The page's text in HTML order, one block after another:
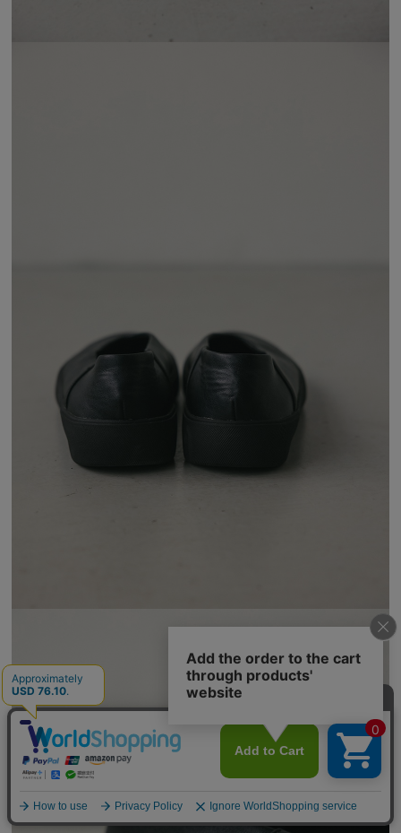
【期間限定】
新規会員登録キャンペーン開催！
8月31日（月）23：59まで
詳しくは
こちら